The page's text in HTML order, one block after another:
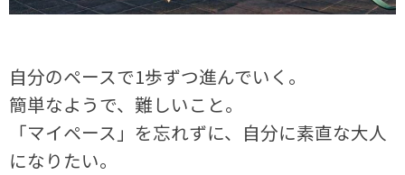
自分のペースで1歩ずつ進んでいく。
簡単なようで、難しいこと。
「マイペース」を忘れずに、自分に素直な大人
になりたい。